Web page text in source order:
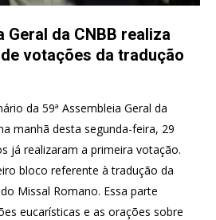
Geral da CNBB realiza
votações da tradução
da 59ª Assembleia Geral da
manhã desta segunda-feira, 29
já realizaram a primeira votação.
bloco referente à tradução da
Missal Romano. Essa parte
eucarísticas e as orações sobre